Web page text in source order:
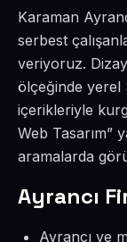
Karaman
serbest
veriyoruz.
ölçeğinde yerel
içerikleriyle
Web Tasarım”
aramalarda
Ayrancı
Ayrancı ve